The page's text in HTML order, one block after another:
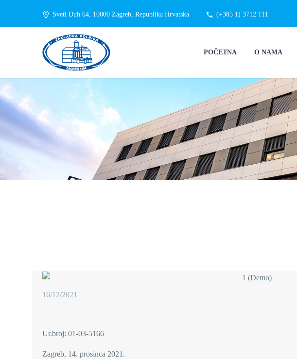
Sveti Duh 64, 10000 Zagreb, Republika Hrvatska (+385 1) 3712 111
POČETNA O NAMA
16/12/2021
Ur.broj: 01-03-5166
Zagreb, 14. prosinca 2021.